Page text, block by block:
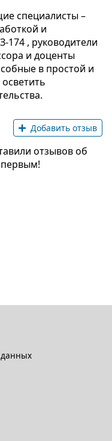
специалисты –
и
174 , руководители
и доценты
в простой и
Добавить отзыв
отзывов об
данных